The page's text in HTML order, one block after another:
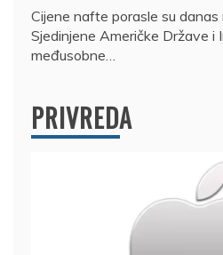
Cijene nafte porasle su danas
Sjedinjene Američke Države i
međusobne…
PRIVREDA